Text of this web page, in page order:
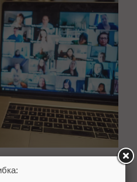
рост числа